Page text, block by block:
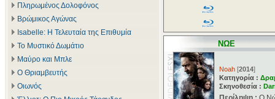
Πληρωμένος Δολοφόνος
Βρώμικος Αγώνας
Isabelle: Η Τελευταία της Επιθυμία
Το Μυστικό Δωμάτιο
Μαύρο και Μπλε
Ο Θριαμβευτής
Οιωνός
ΝΩΕ
Noah [2014]
Κατηγορία :
Σκηνοθεσία :